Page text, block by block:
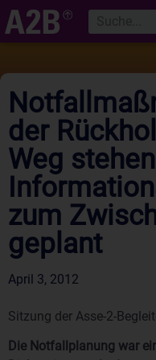
der
Weg
zum
geplant
April 3, 2012
Sitzung der Asse-2-
Die Notfallplanung war